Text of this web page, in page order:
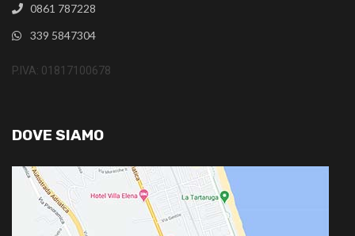
0861 787228
339 5847304
P.IVA: 01817100678
DOVE SIAMO